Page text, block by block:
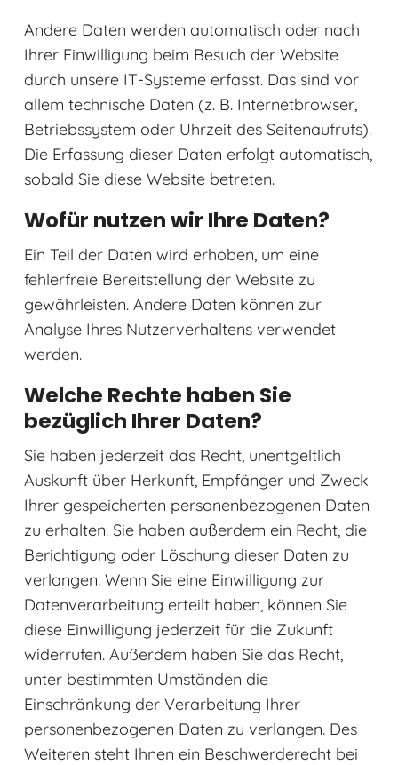
Andere Daten werden automatisch oder nach
Ihrer Einwilligung beim Besuch der Website
durch unsere IT-Systeme erfasst. Das sind vor
allem technische Daten (z. B. Internetbrowser,
Betriebssystem oder Uhrzeit des Seitenaufrufs).
Die Erfassung dieser Daten erfolgt automatisch,
sobald Sie diese Website betreten.
Wofür nutzen wir Ihre Daten?
Ein Teil der Daten wird erhoben, um eine
fehlerfreie Bereitstellung der Website zu
gewährleisten. Andere Daten können zur
Analyse Ihres Nutzerverhaltens verwendet
werden.
Welche Rechte haben Sie
bezüglich Ihrer Daten?
Sie haben jederzeit das Recht, unentgeltlich
Auskunft über Herkunft, Empfänger und Zweck
Ihrer gespeicherten personenbezogenen Daten
zu erhalten. Sie haben außerdem ein Recht, die
Berichtigung oder Löschung dieser Daten zu
verlangen. Wenn Sie eine Einwilligung zur
Datenverarbeitung erteilt haben, können Sie
diese Einwilligung jederzeit für die Zukunft
widerrufen. Außerdem haben Sie das Recht,
unter bestimmten Umständen die
Einschränkung der Verarbeitung Ihrer
personenbezogenen Daten zu verlangen. Des
Weiteren steht Ihnen ein Beschwerderecht bei